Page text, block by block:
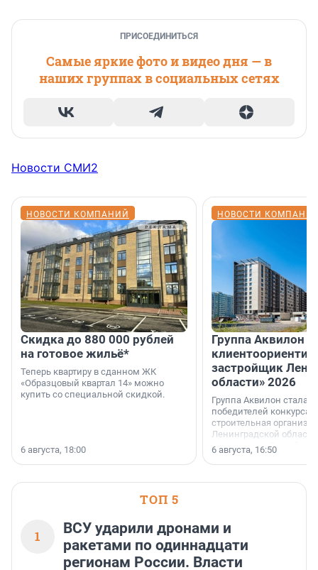
ПРИСОЕДИНИТЬСЯ
Самые яркие фото и видео дня — в
наших группах в социальных сетях
Новости СМИ2
НОВОСТИ КОМПАНИЙ
Скидка до 880 000 рублей
на готовое жильё*
Теперь квартиру в сданном ЖК
«Образцовый квартал 14» можно
купить со специальной скидкой.
6 августа, 18:00
НОВОСТИ
Группа Аквилон
застройщик
области» 2026
Группа Аквилон стала
победителей конкурса
строительная
Ленинградской области
номинации «Самый
застройщик
области».
6 августа, 16:50
ТОП 5
1
ВСУ ударили дронами и
ракетами по одиннадцати
регионам России. Власти